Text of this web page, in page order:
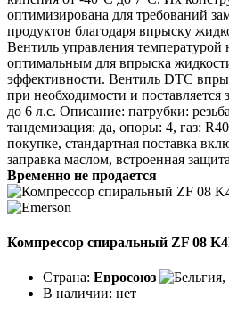
оптимизирована для требований
продуктов благодаря впрыску
Вентиль управления температурой
оптимальным для впрыска
эффективности. Вентиль DTC
при необходимости и поставляется
до 6 л.с. Описание: патрубки:
тандемизация: да, опоры: 4, газ:
покупке, стандартная поставка
заправка маслом, встроенная
Временно не продается
Компрессор спиральный ZF 08
Страна: Евросоюз
В наличии: нет